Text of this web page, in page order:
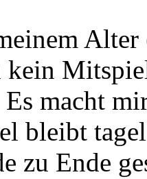
Alter
kein
macht
bleibt
zu Ende